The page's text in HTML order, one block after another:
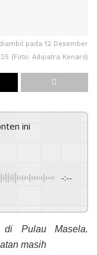
pada 12 Desember
(Foto: Adipatra Kenaro)
ini
-:--
di Pulau Masela.
masih